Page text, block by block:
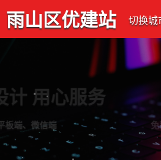
雨山区优建站 切换城
品质设计 用
免费售后服务，线上一对一指